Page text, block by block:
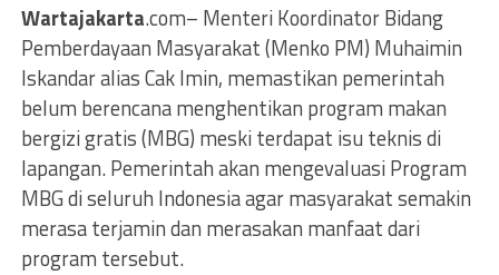
Wartajakarta.com– Menteri Koordinator Bidang
Pemberdayaan Masyarakat (Menko PM) Muhaimin
Iskandar alias Cak Imin, memastikan pemerintah
belum berencana menghentikan program makan
bergizi gratis (MBG) meski terdapat isu teknis di
lapangan. Pemerintah akan mengevaluasi Program
MBG di seluruh Indonesia agar masyarakat semakin
merasa terjamin dan merasakan manfaat dari
program tersebut.